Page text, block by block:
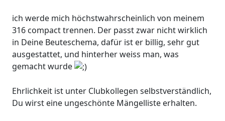
ich werde mich höchstwahrscheinlich von meinem
316 compact trennen. Der passt zwar nicht wirklich
in Deine Beuteschema, dafür ist er billig, sehr gut
ausgestattet, und hinterher weiss man, was
gemacht wurde
Ehrlichkeit ist unter Clubkollegen selbstverständlich,
Du wirst eine ungeschönte Mängelliste erhalten.